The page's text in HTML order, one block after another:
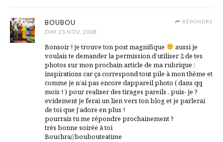
RÉPONDRE
BOUBOU
DIM 23 NOV, 2008
Bonsoir ! je trouve ton post magnifique
aussi je
voulais te demander la permission d’utiliser 2 de tes
photos sur mon prochain article de ma rubrique :
inspirations car ça correspond tout pile à mon thème et
comme je n’ai pas encore dappareil photo ( dans qq
mois ! ) pour realiser des tirages pareils , puis- je ?
evidement je ferai un lien vers ton blog et je parlerai
de toi que j’adore en plus !
pourrais tu me répondre prochainement ?
très bonne soirée à toi
Bouchra//boubouteatime